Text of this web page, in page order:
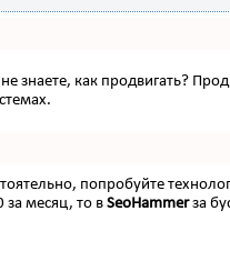
знаете, как продвигать?
попробуйте
за месяц, то в SeoHammerза